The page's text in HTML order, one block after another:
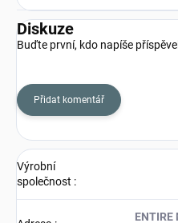
Diskuze
Buďte první, kdo napíše
Přidat komentář
Výrobní
společnost :